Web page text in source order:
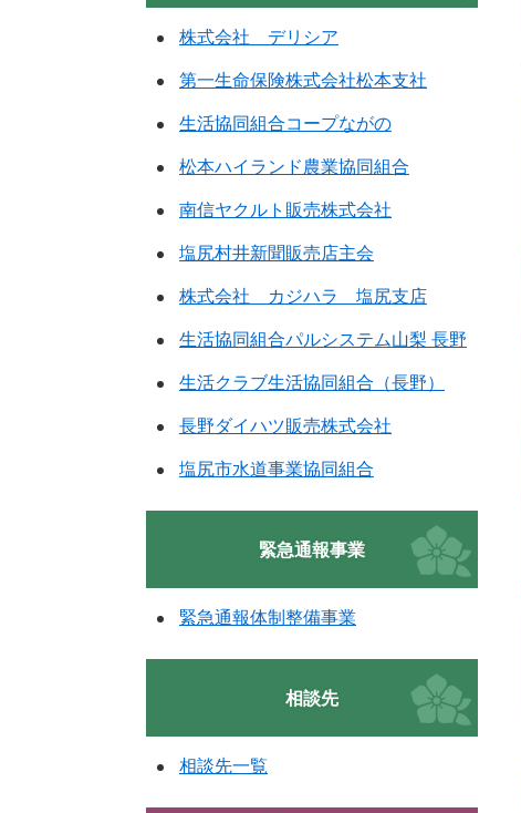
株式会社 デリシア
第一生命保険株式会社松本支社
生活協同組合コープながの
松本ハイランド農業協同組合
南信ヤクルト販売株式会社
塩尻村井新聞販売店主会
株式会社 カジハラ 塩尻支店
生活協同組合パルシステム山梨 長野
生活クラブ生活協同組合（長野）
長野ダイハツ販売株式会社
塩尻市水道事業協同組合
緊急通報事業
緊急通報体制整備事業
相談先
相談先一覧